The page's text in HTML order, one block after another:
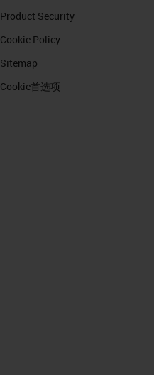
Product Security
Cookie Policy
Sitemap
Cookie首选项